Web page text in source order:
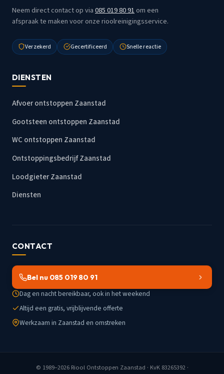
Neem direct contact op via085 019 80 91om een
afspraak te maken voor onze rioolreinigingsservice.
Verzekerd Gecertificeerd Snelle reactie
DIENSTEN
Afvoer ontstoppen Zaanstad
Gootsteen ontstoppen Zaanstad
WC ontstoppen Zaanstad
Ontstoppingsbedrijf Zaanstad
Loodgieter Zaanstad
Diensten
CONTACT
Bel nu 085 019 80 91
Dag en nacht bereikbaar, ook in het weekend
Altijd een gratis, vrijblijvende offerte
Werkzaam in Zaanstad en omstreken
© 1989–2026 Riool Ontstoppen Zaanstad · KvK 83265392 ·